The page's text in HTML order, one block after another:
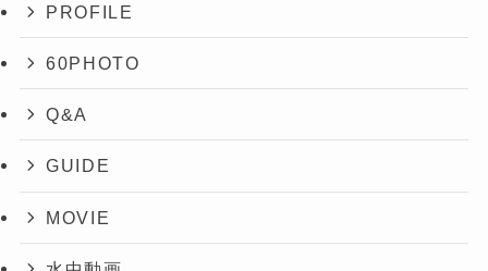
PROFILE
60PHOTO
Q&A
GUIDE
MOVIE